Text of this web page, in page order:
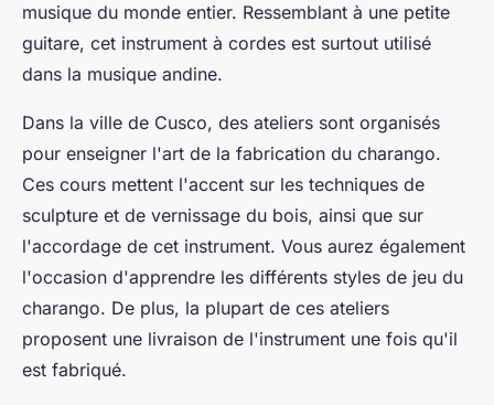
musique du monde entier. Ressemblant à une petite
guitare, cet instrument à cordes est surtout utilisé
dans la musique andine.
Dans la ville de Cusco, des ateliers sont organisés
pour enseigner l'art de la fabrication du charango.
Ces cours mettent l'accent sur les techniques de
sculpture et de vernissage du bois, ainsi que sur
l'accordage de cet instrument. Vous aurez également
l'occasion d'apprendre les différents styles de jeu du
charango. De plus, la plupart de ces ateliers
proposent une livraison de l'instrument une fois qu'il
est fabriqué.